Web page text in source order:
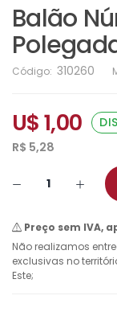
Balão
Código: 310260
U$ 1,00
R$ 5,28
Preço sem IVA,
Não realizamos
exclusivas no
Este;